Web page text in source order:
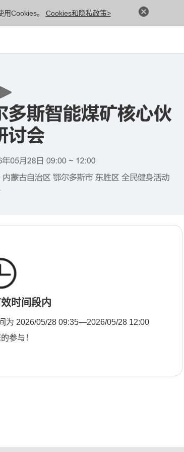
用Cookies。 Cookies和隐私政策>
时间段内
为 2026/05/28 09:35—2026/05/28 12:00
参与！